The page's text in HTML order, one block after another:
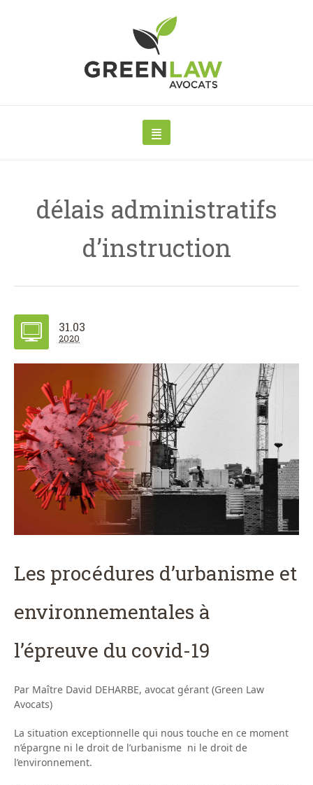
délais administratifs
d’instruction
31.03
2020
Les procédures d’urbanisme et
environnementales à
l’épreuve du covid-19
Par Maître David DEHARBE, avocat gérant (Green Law
Avocats)
La situation exceptionnelle qui nous touche en ce moment
n’épargne ni le droit de l’urbanisme ni le droit de
l’environnement.